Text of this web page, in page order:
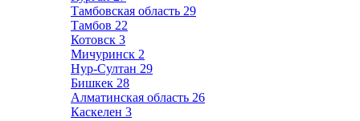
Тамбовская область 29
Тамбов 22
Котовск 3
Мичуринск 2
Нур-Султан 29
Бишкек 28
Алматинская область 26
Каскелен 3